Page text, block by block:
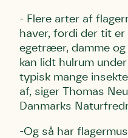
- Flere arter af
haver, fordi der tit
egetræer, damme
kan lidt hulrum
typisk mange
af, siger Thomas
Danmarks
-Og så har